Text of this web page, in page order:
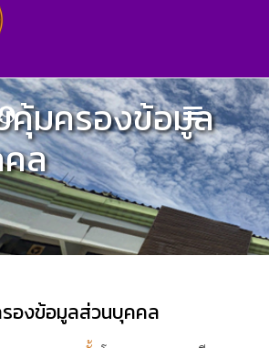
คุ้มครองข้อมูล
ล
องข้อมูลส่วนบุคคล